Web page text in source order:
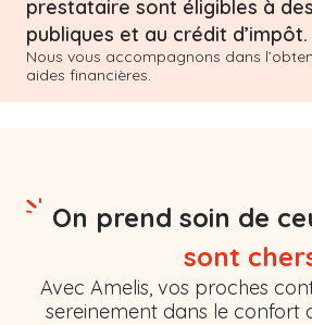
prestataire sont éligibles à
publiques et au crédit d’impôt.
Nous vous accompagnons dans
aides financières.
On prend soin de
sont
Avec Amelis, vos proches
sereinement dans le confort